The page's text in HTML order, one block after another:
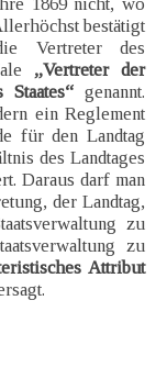
1869 nicht, wo
bestätigt
Vertreter des
„Vertreter der
Staates“genannt.
ein Reglement
für den Landtag
des Landtages
Daraus darf man
der Landtag,
zu
zu
Attribut